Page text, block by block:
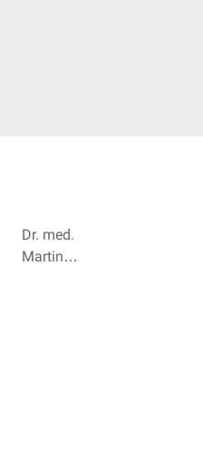
Dr. med.
Martin P.